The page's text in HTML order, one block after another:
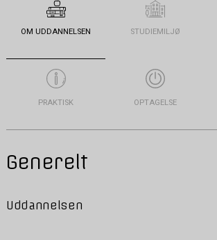
OM UDDANNELSEN STUDIEMILJØ
PRAKTISK OPTAGELSE
Generelt
Uddannelsen